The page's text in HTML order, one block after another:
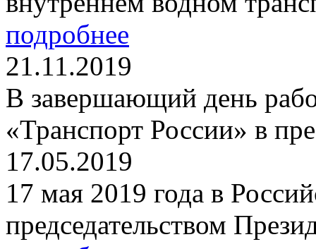
подробнее
21.11.2019
В завершающий день
«Транспорт России» в
17.05.2019
17 мая 2019 года в
председательством